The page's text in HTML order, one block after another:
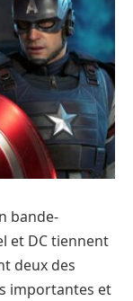
bande-
et DC tiennent
deux des
importantes et